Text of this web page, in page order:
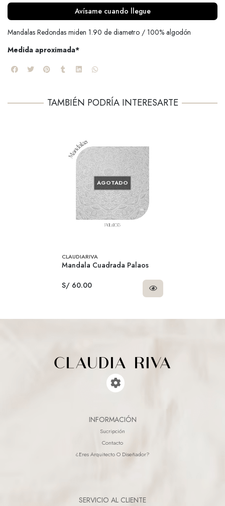
Avísame cuando llegue
Mandalas Redondas miden 1.90 de diametro / 100% algodón
Medida aproximada*
TAMBIÉN PODRÍA INTERESARTE
AGOTADO
CLAUDIARIVA
Mandala Cuadrada Palaos
S/ 60.00
INFORMACIÓN
Sucripción
Contacto
¿eres Arquitecto O Diseñador?
SERVICIO AL CLIENTE